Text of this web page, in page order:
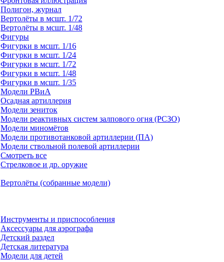
Полигон, журнал
Вертолёты в мсшт. 1/72
Вертолёты в мсшт. 1/48
Фигуры
Фигурки в мсшт. 1/16
Фигурки в мсшт. 1/24
Фигурки в мсшт. 1/72
Фигурки в мсшт. 1/48
Фигурки в мсшт. 1/35
Модели РВиА
Осадная артиллерия
Модели зениток
Модели реактивных систем залпового огня (РСЗО)
Модели миномётов
Модели противотанковой артиллерии (ПА)
Модели ствольной полевой артиллерии
Смотреть все
Стрелковое и др. оружие
Вертолёты (собранные модели)
Инструменты и приспособления
Аксессуары для аэрографа
Детский раздел
Детская литература
Модели для детей